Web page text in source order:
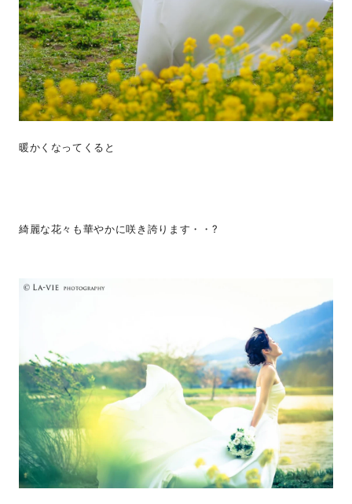
暖かくなってくると
綺麗な花々も華やかに咲き誇ります・・?